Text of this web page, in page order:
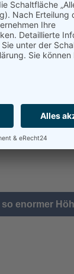
gegen das
soll. Nicht
Albert
enormer